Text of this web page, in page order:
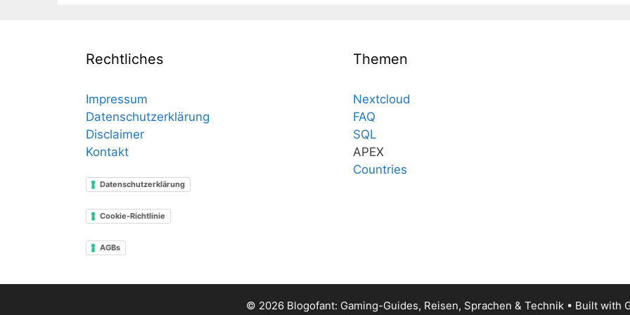
Rechtliches
Impressum
Datenschutzerklärung
Disclaimer
Kontakt
Datenschutzerklärung
Cookie-Richtlinie
AGBs
Themen
Nextcloud
FAQ
SQL
APEX
Countries
© 2026 Blogofant: Gaming-Guides, Reisen, Sprachen & Technik• Built with